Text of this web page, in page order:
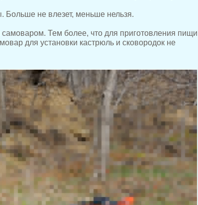
Больше не влезет, меньше нельзя.
Тем более, что для приготовления пищи
для установки кастрюль и сковородок не